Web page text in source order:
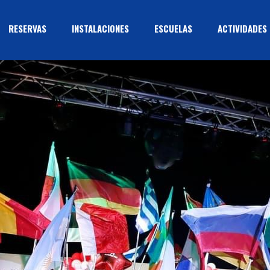
RESERVAS INSTALACIONES ESCUELAS ACTIVIDADES